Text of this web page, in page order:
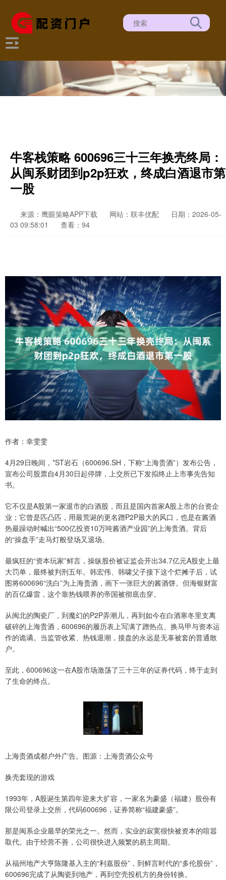
牛客栈策略 600696三十三年换壳终局：
从闽系财团到p2p狂欢，终成白酒退市第
一股
来源：鹰眼策略APP下载 网站：联丰优配
日期：2026-05-
03 09:58:01
查看：94
作者：幸雯雯
4月29日晚间，*ST岩石（600696.SH，下称“上海贵酒”）发布公告，
宣布公司股票自4月30日起停牌，上交所已下发拟终止上市事先告知
书。
它不仅是A股第一家退市的白酒股，而且是国内首家A股上市的台资企
业；它曾是匹凸匹，用最荒诞的更名蹭P2P最大的风口，也是在酱酒
热最躁动时喊出“500亿投资10万吨酱酒产业园”的上海贵酒。背后
的“操盘手”走马灯般登场又退场。
最疯狂的“资本玩家”鲜言，操纵股价被证监会开出34.7亿元A股史上最
大罚单，最终被判刑五年。韩宏伟、韩啸父子接下这个烂摊子后，试
图将600696“洗白”为上海贵酒，画下一张巨大的酱酒饼。但海银财富
的百亿爆雷，这个靠热钱喂养的帝国被彻底击穿。
从闽北的陶瓷厂，到魔幻的P2P弄潮儿，再到如今在白酒寒冬里支离
破碎的上海贵酒，600696的履历表上写满了蹭热点、换马甲与资本运
作的诡谲。当监管收紧、热钱退潮，接盘的永远是无辜被套的普通散
户。
至此，600696这一在A股市场激荡了三十三年的证券代码，终于走到
了生命的终点。
上海贵酒成都户外广告。图源：上海贵酒公众号
换壳套现的游戏
1993年，A股诞生第四年迎来大扩容，一家名为豪盛（福建）股份有
限公司登录上交所，代码600696，证券简称“福建豪盛”。
那是闽系企业最早的荣光之一。然而，实业的寂寞很快被资本的喧嚣
取代。由于经营不善，公司很快进入频繁的易主周期。
从福州地产大亨陈隆基入主的“利嘉股份”，到鲜言时代的“多伦股份”，
600696完成了从陶瓷到地产，再到空壳投机方的身份转换。